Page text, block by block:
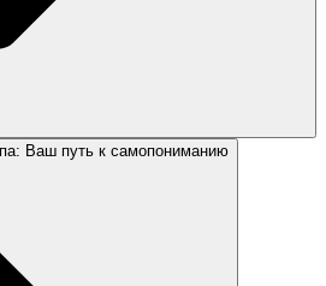
Ваш путь к самопониманию